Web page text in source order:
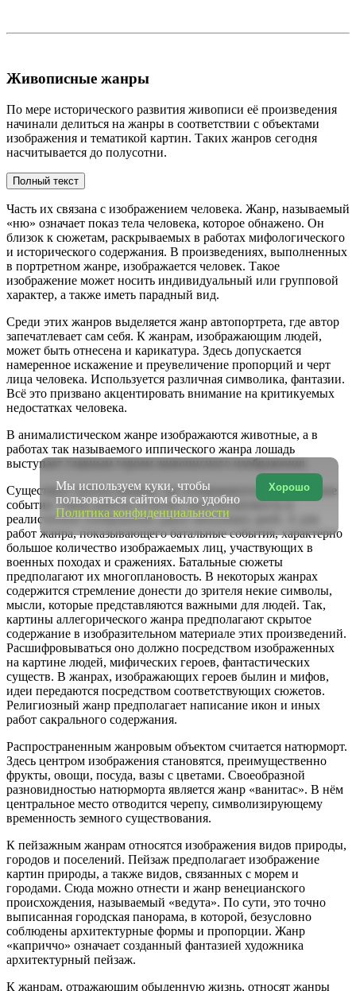
Живописные жанры
По мере исторического развития живописи её произведения
начинали делиться на жанры в соответствии с объектами
изображения и тематикой картин. Таких жанров сегодня
насчитывается до полусотни.
Полный текст
Часть их связана с изображением человека. Жанр, называемый
«ню» означает показ тела человека, которое обнажено. Он
близок к сюжетам, раскрываемых в работах мифологического
и исторического содержания. В произведениях, выполненных
в портретном жанре, изображается человек. Такое
изображение может носить индивидуальный или групповой
характер, а также иметь парадный вид.
Среди этих жанров выделяется жанр автопортрета, где автор
запечатлевает сам себя. К жанрам, изображающим людей,
может быть отнесена и карикатура. Здесь допускается
намеренное искажение и преувеличение пропорций и черт
лица человека. Используется различная символика, фантазии.
Всё это призвано акцентировать внимание на критикуемых
недостатках человека.
В анималистическом жанре изображаются животные, а в
работах так называемого иппического жанра лошадь
выступает главным героем живописного изображения.
Существует группа жанров, где отображаются исторические
события. Такие работы отличает многоплановость и
реалистичное изображение давно минувших дней. А для
работ жанра, показывающего батальные события, характерно
большое количество изображаемых лиц, участвующих в
военных походах и сражениях. Батальные сюжеты
предполагают их многоплановость. В некоторых жанрах
содержится стремление донести до зрителя некие символы,
мысли, которые представляются важными для людей. Так,
картины аллегорического жанра предполагают скрытое
содержание в изобразительном материале этих произведений.
Расшифровываться оно должно посредством изображенных
на картине людей, мифических героев, фантастических
существ. В жанрах, изображающих героев былин и мифов,
идеи передаются посредством соответствующих сюжетов.
Религиозный жанр предполагает написание икон и иных
работ сакрального содержания.
Распространенным жанровым объектом считается натюрморт.
Здесь центром изображения становятся, преимущественно
фрукты, овощи, посуда, вазы с цветами. Своеобразной
разновидностью натюрморта является жанр «ванитас». В нём
центральное место отводится черепу, символизирующему
временность земного существования.
К пейзажным жанрам относятся изображения видов природы,
городов и поселений. Пейзаж предполагает изображение
картин природы, а также видов, связанных с морем и
городами. Сюда можно отнести и жанр венецианского
происхождения, называемый «ведута». По сути, это точно
выписанная городская панорама, в которой, безусловно
соблюдены архитектурные формы и пропорции. Жанр
«каприччо» означает созданный фантазией художника
архитектурный пейзаж.
К жанрам, отражающим обыденную жизнь, относят жанры
Хорошо
Мы используем куки, чтобы
пользоваться сайтом было удобно
Политика конфиденциальности